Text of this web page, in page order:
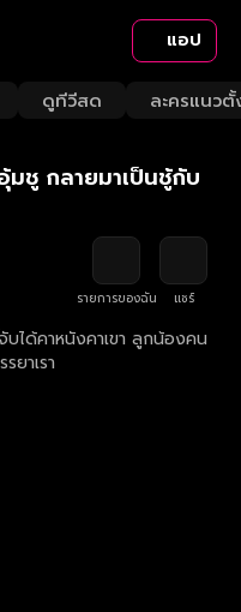
แอป
ดูทีวีสด ละครแนวตั้
Loaded:
3.17%
Rate
มชู กลายมาเป็นชู้กับ
รายการของฉัน
แชร์
ได้คาหนังคาเขา ลูกน้องคน
ยาเรา